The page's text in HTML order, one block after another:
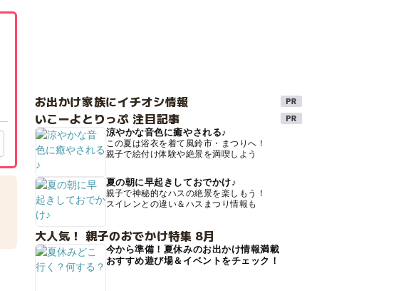
お出かけ家族にイチオシ情報
いこーよとりっぷ 注目記事
涼やかな音色に癒やされる♪
この夏は浴衣を着て風鈴市・まつりへ！
親子で絵付け体験や絶景を満喫しよう
夏の朝に早起きしておでかけ♪
親子で神秘的なハスの絶景を楽しもう！
スイレンとの違い＆ハスまつり情報も
大人気！ 親子のおでかけ特集 8月
今から準備！夏休みのお出かけ情報満載
おすすめ遊び場＆イベントをチェック！